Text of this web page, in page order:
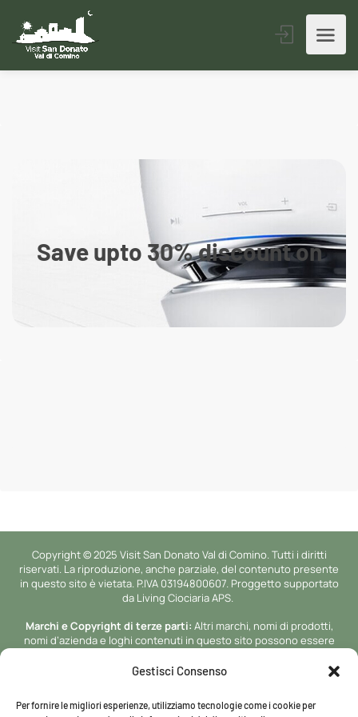
Gestisci Consenso
Per fornire le migliori esperienze, utilizziamo tecnologie come i cookie per
Save upto 30% discount on
Copyright © 2025 Visit San Donato Val di Comino. Tutti i diritti
riservati. La riproduzione, anche parziale, del contenuto presente
in questo sito è vietata. P.IVA 03194800607. Proggetto supportato
da Living Ciociaria APS.
Marchi e Copyright di terze parti: Altri marchi, nomi di prodotti,
nomi d’azienda e loghi contenuti in questo sito possono essere
intermediazione ai sensi del DSA.